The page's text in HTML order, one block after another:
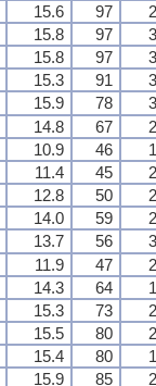
15.6 97
15.8 97
15.8 97
15.3 91
15.9 78
14.8 67
10.9 46
11.4 45
12.8 50
14.0 59
13.7 56
11.9 47
14.3 64
15.3 73
15.5 80
15.4 80
15.9 85